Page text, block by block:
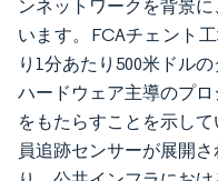
ンネットワークを背景に
います。FCAチェント
り1分あたり500米ドル
ハードウェア主導のプ
をもたらすことを示し
員追跡センサーが展開